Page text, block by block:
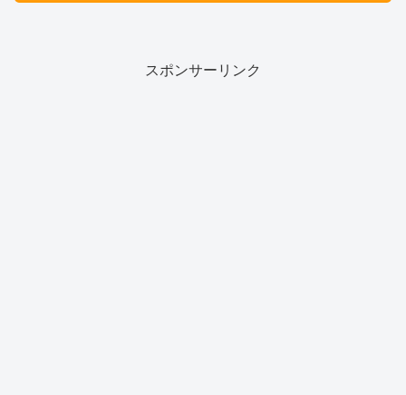
スポンサーリンク